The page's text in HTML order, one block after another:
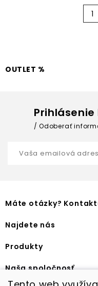
1
OUTLET %
Odoberať
Máte otázky?
Najdete nás
Produkty
Naša spoločnosť